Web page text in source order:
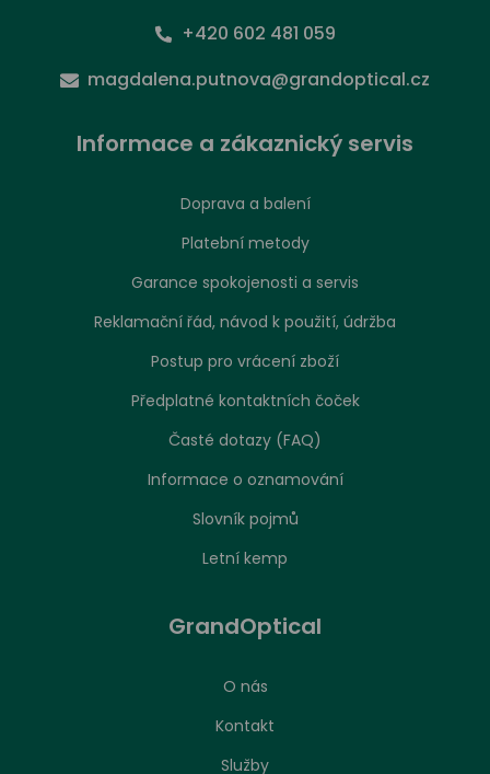
+420 602 481 059
magdalena.putnova@grandoptical.cz
Informace a zákaznický servis
Doprava a balení
Platební metody
Garance spokojenosti a servis
Reklamační řád, návod k použití, údržba
Postup pro vrácení zboží
Předplatné kontaktních čoček
Časté dotazy (FAQ)
Informace o oznamování
Slovník pojmů
Letní kemp
GrandOptical
O nás
Kontakt
Služby